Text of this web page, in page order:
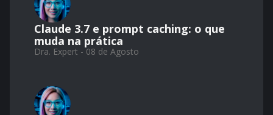
Claude 3.7 e prompt caching: o que
muda na prática
Dra. Expert - 08 de Agosto